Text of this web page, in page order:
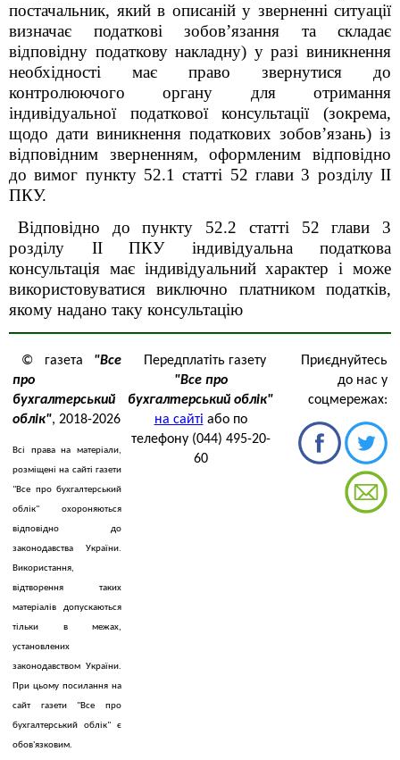
постачальник, який в описаній у зверненні ситуації
визначає податкові зобовʼязання та складає
відповідну податкову накладну) у разі виникнення
необхідності має право звернутися до
контролюючого органу для отримання
індивідуальної податкової консультації (зокрема,
щодо дати виникнення податкових зобовʼязань) із
відповідним зверненням, оформленим відповідно
до вимог пункту 52.1 статті 52 глави 3 розділу ІІ
ПКУ.
Відповідно до пункту 52.2 статті 52глави 3
роздiлу II
ПКУ індивідуальна податкова
консультація має індивідуальний характер і може
використовуватися виключно платником податків,
якому надано таку консультацію
© газета "Все
про
бухгалтерський
облік", 2018-2026
Всі права на матеріали,
розміщені на сайті газети
"Все про бухгалтерський
облік" охороняються
відповідно до
законодавства України.
Використання,
відтворення таких
матеріалів допускаються
тільки в межах,
установлених
законодавством України.
При цьому посилання на
сайт газети "Все про
бухгалтерський облік" є
обов'язковим.
Передплатіть газету
"Все про
бухгалтерський облік"
на сайті або по
телефону (044) 495-20-
60
Приєднуйтесь
до нас у
соцмережах: